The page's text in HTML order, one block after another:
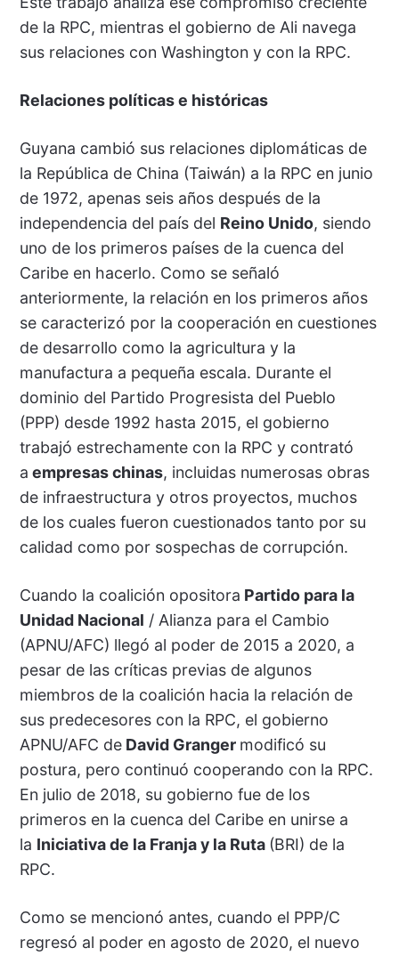
de la RPC, mientras el gobierno de Ali navega
sus relaciones con Washington y con la RPC.
Relaciones políticas e históricas
Guyana cambió sus relaciones diplomáticas de
la República de China (Taiwán) a la RPC en junio
de 1972, apenas seis años después de la
independencia del país del Reino Unido, siendo
uno de los primeros países de la cuenca del
Caribe en hacerlo. Como se señaló
anteriormente, la relación en los primeros años
se caracterizó por la cooperación en cuestiones
de desarrollo como la agricultura y la
manufactura a pequeña escala. Durante el
dominio del Partido Progresista del Pueblo
(PPP) desde 1992 hasta 2015, el gobierno
trabajó estrechamente con la RPC y contrató
a empresas chinas, incluidas numerosas obras
de infraestructura y otros proyectos, muchos
de los cuales fueron cuestionados tanto por su
calidad como por sospechas de corrupción.
Cuando la coalición opositora Partido para la
Unidad Nacional / Alianza para el Cambio
(APNU/AFC) llegó al poder de 2015 a 2020, a
pesar de las críticas previas de algunos
miembros de la coalición hacia la relación de
sus predecesores con la RPC, el gobierno
APNU/AFC deDavid Granger modificó su
postura, pero continuó cooperando con la RPC.
En julio de 2018, su gobierno fue de los
primeros en la cuenca del Caribe en unirse a
la Iniciativa de la Franja y la Ruta (BRI) de la
RPC.
Como se mencionó antes, cuando el PPP/C
regresó al poder en agosto de 2020, el nuevo